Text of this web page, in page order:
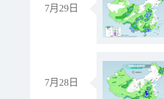
7月29日
7月28日